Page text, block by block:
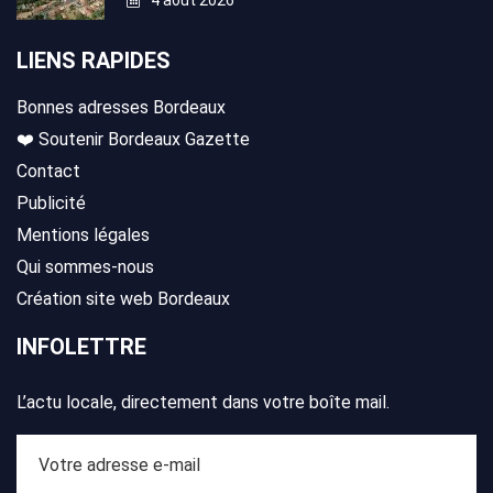
LIENS RAPIDES
Bonnes adresses Bordeaux
❤️ Soutenir Bordeaux Gazette
Contact
Publicité
Mentions légales
Qui sommes-nous
Création site web Bordeaux
INFOLETTRE
L’actu locale, directement dans votre boîte mail.